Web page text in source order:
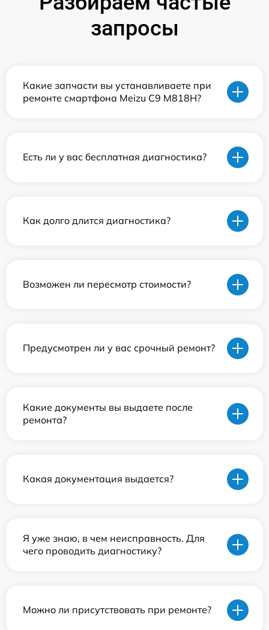
запросы
Какие запчасти вы устанавливаете при
ремонте смартфона Meizu C9 M818H?
Есть ли у вас бесплатная диагностика?
Как долго длится диагностика?
Возможен ли пересмотр стоимости?
Предусмотрен ли у вас срочный ремонт?
Какие документы вы выдаете после
ремонта?
Какая документация выдается?
Я уже знаю, в чем неисправность. Для
чего проводить диагностику?
Можно ли присутствовать при ремонте?